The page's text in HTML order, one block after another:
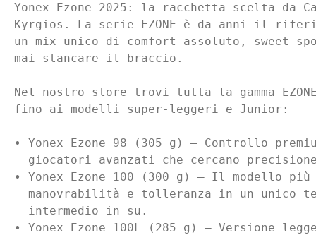
Yonex Ezone 2025: la racchetta scelta da
Kyrgios. La serie EZONE è da anni il
un mix unico di comfort assoluto, sweet
mai stancare il braccio.
Nel nostro store trovi tutta la gamma
fino ai modelli super-leggeri e Junior:
• Yonex Ezone 98 (305 g) — Controllo
giocatori avanzati che cercano
• Yonex Ezone 100 (300 g) — Il modello
manovrabilità e tolleranza in un unico
  intermedio in su.
• Yonex Ezone 100L (285 g) — Versione